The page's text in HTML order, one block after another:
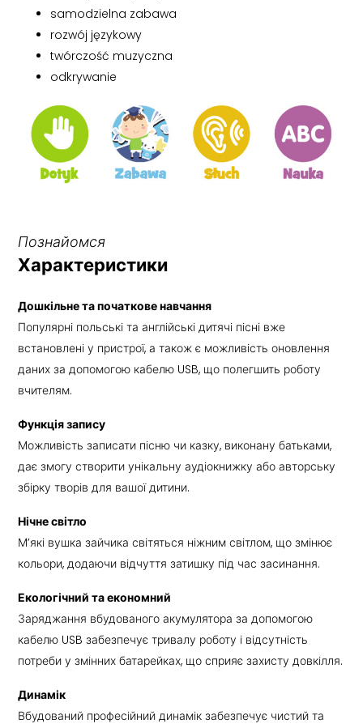
samodzielna zabawa
rozwój językowy
twórczość muzyczna
odkrywanie
Познайомся
Характеристики
Дошкільне та початкове навчання
Популярні польські та англійські дитячі пісні вже
встановлені у пристрої, а також є можливість оновлення
даних за допомогою кабелю USB, що полегшить роботу
вчителям.
Функція запису
Можливість записати пісню чи казку, виконану батьками,
дає змогу створити унікальну аудіокнижку або авторську
збірку творів для вашої дитини.
Нічне світло
М’які вушка зайчика світяться ніжним світлом, що змінює
кольори, додаючи відчуття затишку під час засинання.
Екологічний та економний
Заряджання вбудованого акумулятора за допомогою
кабелю USB забезпечує тривалу роботу і відсутність
потреби у змінних батарейках, що сприяє захисту довкілля.
Динамік
Вбудований професійний динамік забезпечує чистий та